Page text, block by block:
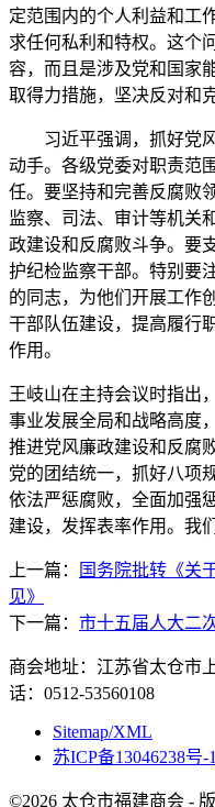
定范围内的个人利益和工
求任何私利和特权。这个
容，而且是涉及党和国家
取得力措施，坚决反对和
习近平强调，抓好党风
动手。各级党委对职责范
任。要坚持和完善反腐败
监察、司法、审计等机关
政建设和反腐败斗争。要
护纪检监察干部。特别要
的同志，为他们开展工作
干部队伍建设，提高履行
作用。
王岐山在主持会议时指出
事业发展全局和战略高度
推进党风廉政建设和反腐
党的团结统一，抓好八项
依法严惩腐败，全面加强
建设，发挥表率作用。我
上一篇：
国务院批转《关
见》
下一篇： 市十五届人大二
商会地址：江苏省太仓市
话：0512-53560108
Sitemap/XML
苏ICP备13046238号-1
©2026 太仓市福建商会 -